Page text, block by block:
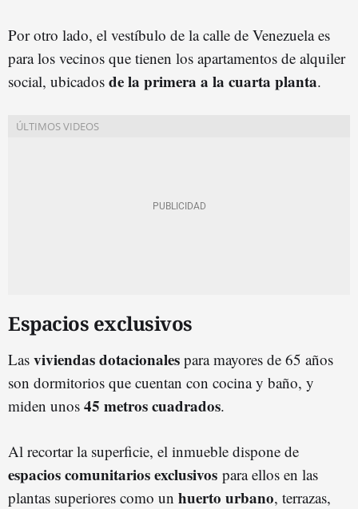
Por otro lado, el vestíbulo de la calle de Venezuela es
para los vecinos que tienen los apartamentos de alquiler
social, ubicados de la primera a la cuarta planta.
Espacios exclusivos
Las viviendas dotacionales para mayores de 65 años
son dormitorios que cuentan con cocina y baño, y
miden unos 45 metros cuadrados.
Al recortar la superficie, el inmueble dispone de
espacios comunitarios exclusivos para ellos en las
plantas superiores como un huerto urbano, terrazas,